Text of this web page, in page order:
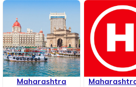
Maharashtra